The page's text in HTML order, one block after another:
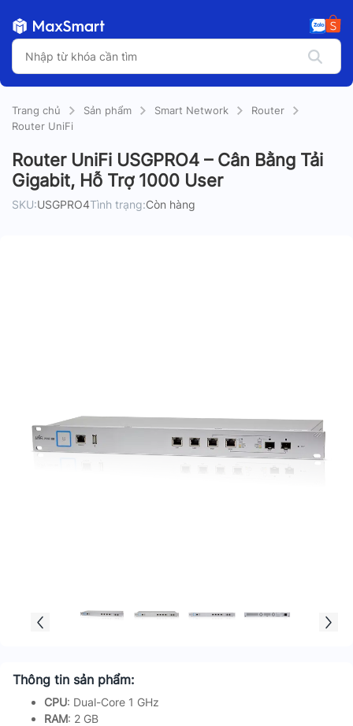
Trang chủ Sản phẩm Smart Network
Router
Router UniFi
Router UniFi USGPRO4 – Cân Bằng Tải
Gigabit, Hỗ Trợ 1000 User
SKU:USGPRO4Tình trạng:Còn hàng
Thông tin sản phẩm:
CPU: Dual-Core 1 GHz
RAM: 2 GB